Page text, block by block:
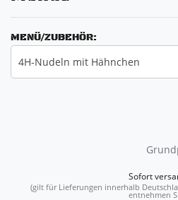
MENÜ/ZUBEHÖR:
4H-Nudeln mit Hähnchen
Sofort
(gilt für Lieferungen innerhalb
entnehmen